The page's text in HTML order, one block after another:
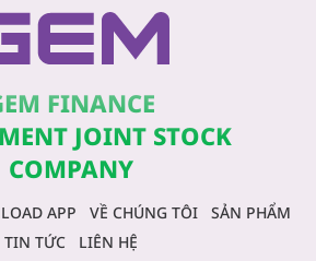
FINANCE
JOINT STOCK
COMPANY
APP VỀ CHÚNG TÔI
SẢN PHẨM
TIN TỨC
LIÊN HỆ